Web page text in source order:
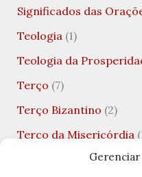
Significados das
Teologia (1)
Teologia da
Terço (7)
Terço Bizantino (2)
Terço da Misericórdia
Terço de São José(1)